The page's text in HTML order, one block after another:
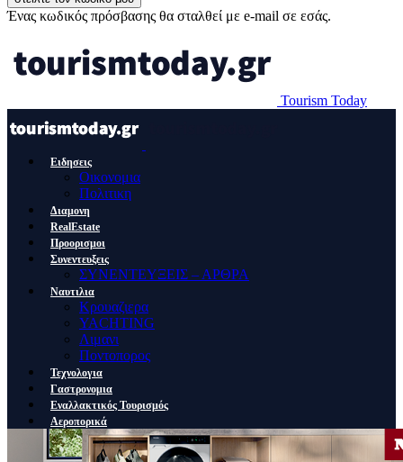
Ένας κωδικός πρόσβασης θα σταλθεί με e-mail σε εσάς.
Tourism Today
Ειδησεις
Οικονομια
Πολιτικη
Διαμονη
RealEstate
Προορισμοι
Συνεντευξεις
ΣΥΝΕΝΤΕΥΞΕΙΣ – ΑΡΘΡΑ
Ναυτιλια
Κρουαζιερα
YACHTING
Λιμανι
Ποντοπορος
Τεχνολογια
Γαστρονομια
Εναλλακτικός Τουρισμός
Αεροπορικά